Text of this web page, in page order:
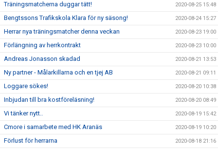
Träningsmatcherna duggar tätt! 2020-08-25 15:48
Bengtssons Trafikskola Klara för ny säsong! 2020-08-24 15:27
Herrar nya träningsmatcher denna veckan 2020-08-23 19:00
Förlängning av herrkontrakt 2020-08-23 10:00
Andreas Jonasson skadad 2020-08-21 13:53
Ny partner - Målarkillarna och en tjej AB 2020-08-21 09:11
Loggare sökes! 2020-08-20 10:38
Inbjudan till bra kostföreläsning! 2020-08-20 08:49
Vi tänker nytt.. 2020-08-19 15:42
Cmore i samarbete med HK Aranäs 2020-08-19 10:20
Förlust för herrarna 2020-08-18 21:16